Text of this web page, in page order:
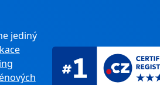
jediný